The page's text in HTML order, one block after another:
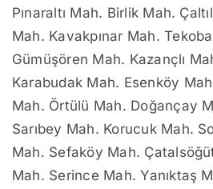
Pınaraltı Mah. Birlik Mah.
Mah. Kavakpınar Mah.
Gümüşören Mah. Kazançlı
Karabudak Mah. Esenköy
Mah. Örtülü Mah. Doğançay
Sarıbey Mah. Korucuk Mah.
Mah. Sefaköy Mah.
Mah. Serince Mah. Yanıktaş